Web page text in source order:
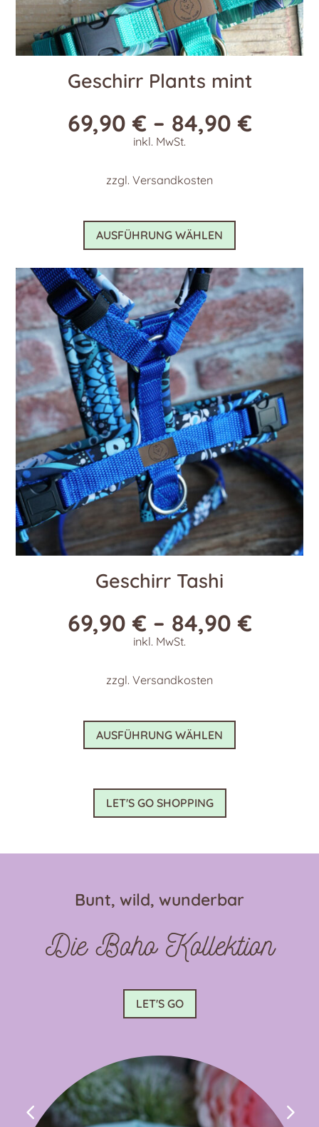
Geschirr Plants mint
69,90€ – 84,90€
inkl. MwSt.
zzgl. Versandkosten
AUSFÜHRUNG WÄHLEN
Dieses
weist
mehrere
Varianten
auf.
Die
Optionen
können
auf
der
Produktseite
gewählt
werden
Geschirr Tashi
69,90€ – 84,90€
inkl. MwSt.
zzgl. Versandkosten
AUSFÜHRUNG WÄHLEN
Dieses
weist
der
gewählt
werden
LET'S GO SHOPPING
Bunt, wild, wunderbar
Die Boho Kollektion
LET'S GO
4 5